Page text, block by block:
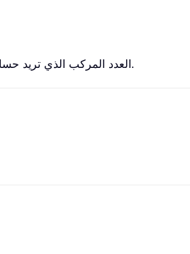
العدد المركب الذي تريد حساب قاطع التمام الزائدي له.